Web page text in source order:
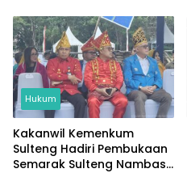
Hukum
Kakanwil Kemenkum
Sulteng Hadiri Pembukaan
Semarak Sulteng Nambaso